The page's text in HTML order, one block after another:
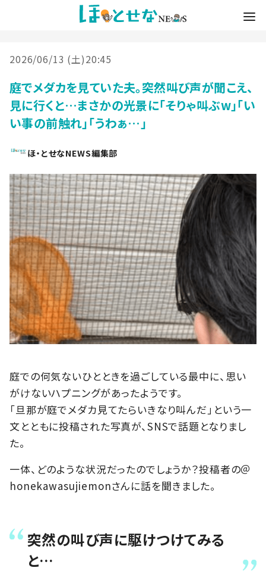
2026/06/13 (土)20:45
庭でメダカを見ていた夫。突然叫び声が聞こえ、
見に行くと…まさかの光景に「そりゃ叫ぶw」「い
い事の前触れ」「うわぁ…」
ほ・とせなNEWS編集部
庭での何気ないひとときを過ごしている最中に、思い
がけないハプニングがあったようです。
「旦那が庭でメダカ見てたらいきなり叫んだ」という一
文とともに投稿された写真が、SNSで話題となりまし
た。
一体、どのような状況だったのでしょうか？投稿者の＠
honekawasujiemonさんに話を聞きました。
突然の叫び声に駆けつけてみる
と…